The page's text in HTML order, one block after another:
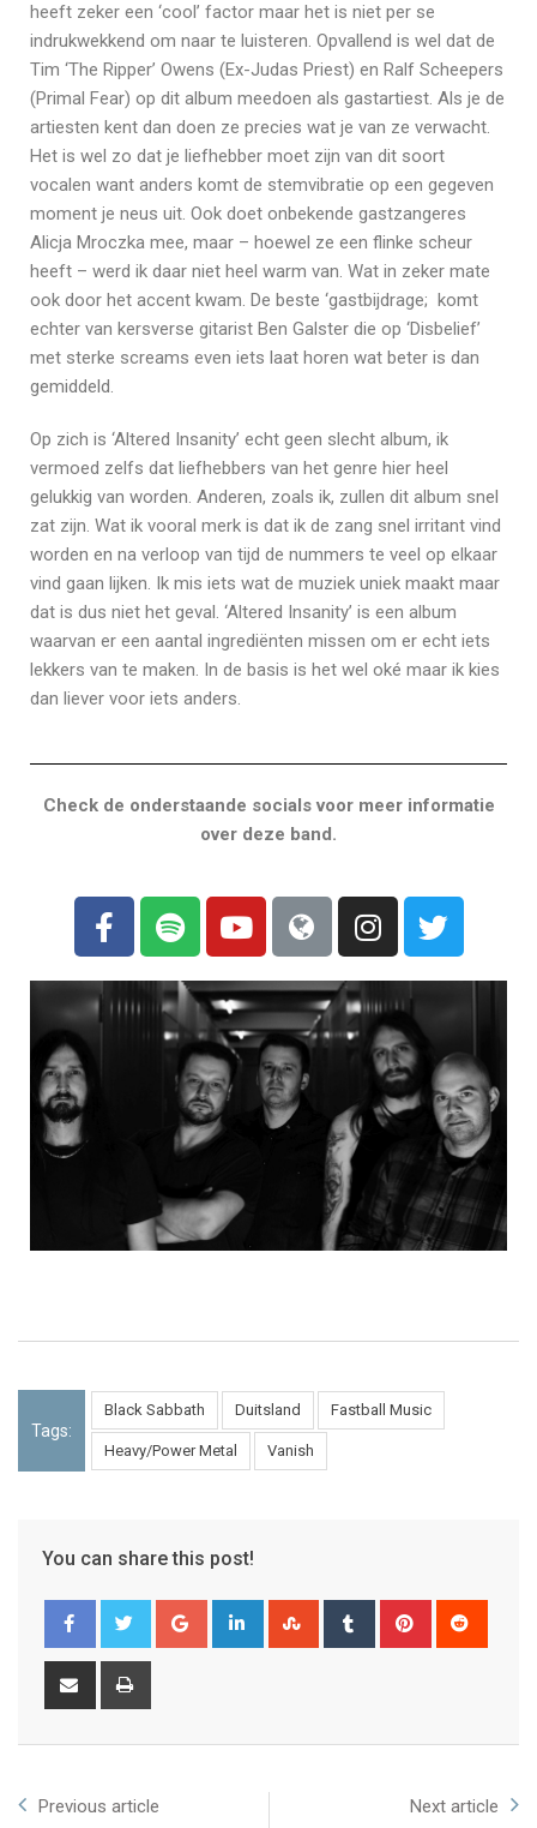
heeft zeker een ‘cool’ factor maar het is niet per se
indrukwekkend om naar te luisteren. Opvallend is wel dat de
Tim ‘The Ripper’ Owens (Ex-Judas Priest) en Ralf Scheepers
(Primal Fear) op dit album meedoen als gastartiest. Als je de
artiesten kent dan doen ze precies wat je van ze verwacht.
Het is wel zo dat je liefhebber moet zijn van dit soort
vocalen want anders komt de stemvibratie op een gegeven
moment je neus uit. Ook doet onbekende gastzangeres
Alicja Mroczka mee, maar – hoewel ze een flinke scheur
heeft – werd ik daar niet heel warm van. Wat in zeker mate
ook door het accent kwam. De beste ‘gastbijdrage; komt
echter van kersverse gitarist Ben Galster die op ‘Disbelief’
met sterke screams even iets laat horen wat beter is dan
gemiddeld.
Op zich is ‘Altered Insanity’ echt geen slecht album, ik
vermoed zelfs dat liefhebbers van het genre hier heel
gelukkig van worden. Anderen, zoals ik, zullen dit album snel
zat zijn. Wat ik vooral merk is dat ik de zang snel irritant vind
worden en na verloop van tijd de nummers te veel op elkaar
vind gaan lijken. Ik mis iets wat de muziek uniek maakt maar
dat is dus niet het geval. ‘Altered Insanity’ is een album
waarvan er een aantal ingrediënten missen om er echt iets
lekkers van te maken. In de basis is het wel oké maar ik kies
dan liever voor iets anders.
Check de onderstaande socials voor meer informatie
over deze band.
Tags:
Black Sabbath Duitsland Fastball Music
Heavy/Power Metal Vanish
You can share this post!
Previous article Next article